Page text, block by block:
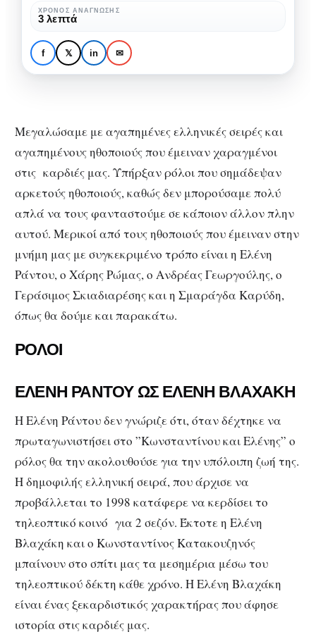
TV PEOPLE VINTAGETV
Ρόλοι που σημάδεψαν
τους Έλληνες
ηθοποιούς
Έλληνες
ηθοποιούς
ΧΡΌΝΟΣ ΑΝΆΓΝΩΣΗΣ
3 λεπτά
f 𝕏 in ✉
Μεγαλώσαμε με αγαπημένες ελληνικές σειρές και
αγαπημένους ηθοποιούς που έμειναν χαραγμένοι
στις καρδιές μας. Υπήρξαν ρόλοι που σημάδεψαν
αρκετούς ηθοποιούς, καθώς δεν μπορούσαμε πολύ
απλά να τους φανταστούμε σε κάποιον άλλον πλην
αυτού. Μερικοί από τους ηθοποιούς που έμειναν στην
μνήμη μας με συγκεκριμένο τρόπο είναι η Ελένη
Ράντου, ο Χάρης Ρώμας, ο Ανδρέας Γεωργούλης, ο
Γεράσιμος Σκιαδιαρέσης και η Σμαράγδα Καρύδη,
όπως θα δούμε και παρακάτω.
ΡOΛΟΙ
ΕΛΕΝΗ ΡΑΝΤΟΥ ΩΣ ΕΛΕΝΗ ΒΛΑΧΑΚΗ
Η Ελένη Ράντου δεν γνώριζε ότι, όταν δέχτηκε να
πρωταγωνιστήσει στο ”Κωνσταντίνου και Ελένης” ο
ρόλος θα την ακολουθούσε για την υπόλοιπη ζωή της.
Η δημοφιλής ελληνική σειρά, που άρχισε να
προβάλλεται το 1998 κατάφερε να κερδίσει το
τηλεοπτικό κοινό για 2 σεζόν. Έκτοτε η Ελένη
Βλαχάκη και ο Κωνσταντίνος Κατακουζηνός
μπαίνουν στο σπίτι μας τα μεσημέρια μέσω του
τηλεοπτικού δέκτη κάθε χρόνο. Η Ελένη Βλαχάκη
είναι ένας ξεκαρδιστικός χαρακτήρας που άφησε
ιστορία στις καρδιές μας.